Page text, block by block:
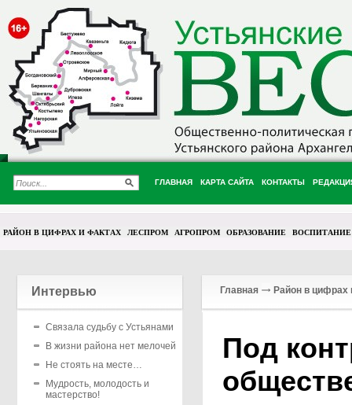
ГЛАВНАЯ КАРТА САЙТА КОНТАКТЫ
РАЙОН В ЦИФРАХ И ФАКТАХ ЛЕСПРОМ АГРОПРОМ ОБРАЗОВАНИЕ ВОСПИТАНИЕ
Интервью
Связала судьбу с Устьянами
В жизни района нет мелочей
Не стоять на месте…
Мудрость, молодость и
мастерство!
Главная Район в цифрах
Под